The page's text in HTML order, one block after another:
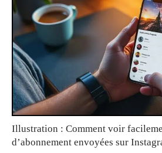
Illustration : Comment voir
d’abonnement envoyées sur